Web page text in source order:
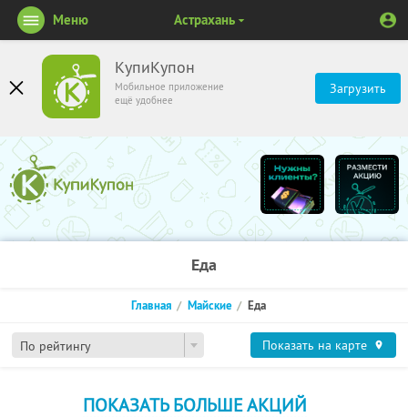
КупиКупон
Мобильное приложение
ещё удобнее
Загрузить
Меню Астрахань
Еда
По рейтингу
Главная Майские Еда
Показать на карте
ПОКАЗАТЬ БОЛЬШЕ АКЦИЙ